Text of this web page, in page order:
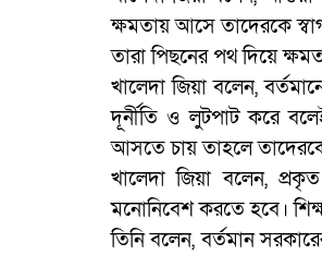
ক্ষমতায় আসে তাদেরকে
তারা পিছনের পথ দিয়ে
খালেদা জিয়া বলেন,
দূর্নীতি ও লুটপাট করে
আসতে চায় তাহলে
খালেদা জিয়া বলেন,
মনোনিবেশ করতে হবে।
তিনি বলেন, বর্তমান